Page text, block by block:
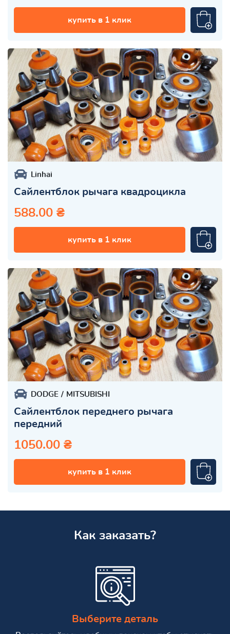
купить в 1 клик
Linhai
Сайлентблок рычага квадроцикла
588.00 ₴
купить в 1 клик
DODGE MITSUBISHI
Сайлентблок переднего рычага
передний
1050.00 ₴
купить в 1 клик
Как заказать?
Выберите деталь